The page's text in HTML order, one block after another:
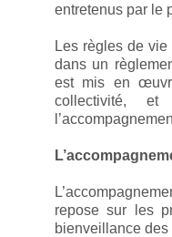
entretenus par le
Les règles de
dans un
est mis en
collectivité, et
repose sur les
bienveillance